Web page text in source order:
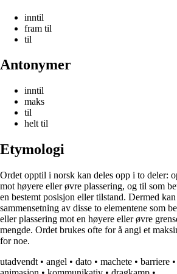
inntil
fram til
til
Antonymer
inntil
maks
til
helt til
Etymologi
Ordet opptil i norsk kan deles opp i to deler:
mot høyere eller øvre plassering, og til som
en bestemt posisjon eller tilstand. Dermed
sammensetning av disse to elementene som
eller plassering mot en høyere eller øvre
mengde. Ordet brukes ofte for å angi et
for noe.
utadvendt • angel • dato • machete • barriere •